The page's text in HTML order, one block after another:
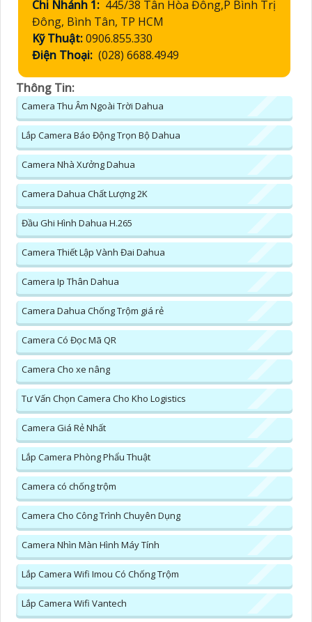
Chi Nhánh 1: 445/38 Tân Hòa Đông,P Bình Trị
Đông, Bình Tân, TP HCM
Kỹ Thuật:0906.855.330
Điện Thoại: (028) 6688.4949
Thông Tin:
Camera Thu Âm Ngoài Trời Dahua
Lắp Camera Báo Động Trọn Bộ Dahua
Camera Nhà Xưởng Dahua
Camera Dahua Chất Lượng 2K
Đầu Ghi Hình Dahua H.265
Camera Thiết Lập Vành Đai Dahua
Camera Ip Thân Dahua
Camera Dahua Chống Trộm giá rẻ
Camera Có Đọc Mã QR
Camera Cho xe nâng
Tư Vấn Chọn Camera Cho Kho Logistics
Camera Giá Rẻ Nhất
Lắp Camera Phòng Phẩu Thuật
Camera có chống trộm
Camera Cho Công Trình Chuyên Dụng
Camera Nhìn Màn Hình Máy Tính
Lắp Camera Wifi Imou Có Chống Trộm
Lắp Camera Wifi Vantech